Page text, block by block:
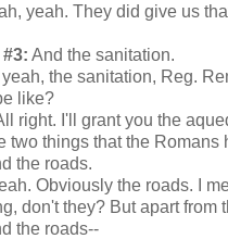
yeah. They did give us
And the sanitation.
the sanitation, Reg.
like?
right. I'll grant you the
two things that the Romans
the roads.
Obviously the roads. I
don't they? But apart from
the roads--